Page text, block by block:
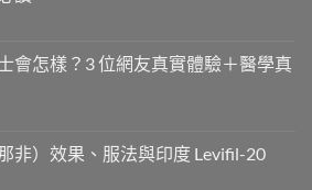
會怎樣？3 位網友真實體驗＋醫學真
非）效果、服法與印度 Levifil-20